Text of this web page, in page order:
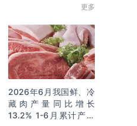
更多
2026年6月我国鲜、冷
藏肉产量同比增长
13.2% 1-6月累计产量